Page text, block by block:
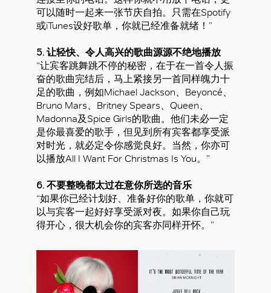
可以随时一起来一张节庆自拍。只需在Spotify
或iTunes设好歌单，你就已经准备就绪！”
5. 让轻快、令人高兴的歌曲源源不绝地播放
“让宾客跳舞跳不停的秘密，在于在一首令人振
奋的歌曲完结后，马上紧接另一首同样魄力十
足的歌曲，例如Michael Jackson、Beyoncé、
Bruno Mars、Britney Spears、Queen、
Madonna及Spice Girls的歌曲。他们未必一定
是你最喜爱的歌手，但见到所有宾客都享受派
对时光，就必定令你感觉良好。当然，你亦可
以播放All I Want For Christmas Is You。”
6. 不要整晚都太过在意你所选的音乐
“如果你已经计划好、准备好你的歌单，你就可
以与宾客一起好好享受派对夜。如果你自己玩
得开心，很大机会你的宾客亦同样开怀。”